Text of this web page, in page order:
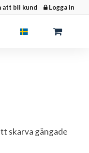
att bli kund Logga in
skarva gängade